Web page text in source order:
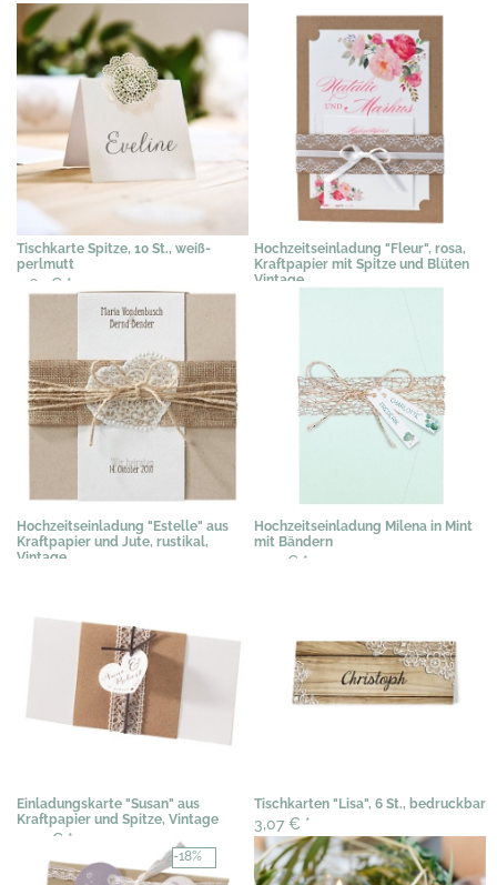
Tischkarte Spitze, 10 St., weiß-
perlmutt
4,62 € *
Hochzeitseinladung "Fleur", rosa,
Kraftpapier mit Spitze und Blüten
Vintage
Hochzeitseinladung "Estelle" aus
Kraftpapier und Jute, rustikal,
Vintage
Hochzeitseinladung Milena in Mint
mit Bändern
3,19 € *
Einladungskarte "Susan" aus
Kraftpapier und Spitze, Vintage
3,07 € *
Tischkarten "Lisa", 6 St., bedruckbar
3,07 € *
-18%